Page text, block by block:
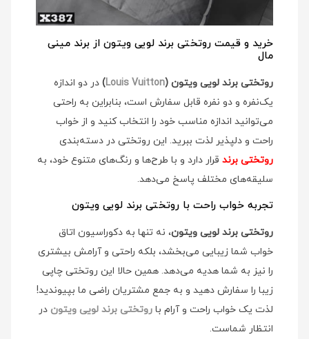
خرید و قیمت روتختی برند لویی ویتون از برند مینی
مال
روتختی برند لویی ویتون (Louis Vuitton
) در دو اندازه
یک‌نفره و دو نفره قابل سفارش است، بنابراین به راحتی
می‌توانید اندازه مناسب خود را انتخاب کنید و از خواب
راحت و دلپذیر لذت ببرید. این روتختی در دسته‌بندی
روتختی برند قرار دارد و با طرح‌ها و رنگ‌های متنوع خود، به
سلیقه‌های مختلف پاسخ می‌دهد.
تجربه خواب راحت با روتختی برند لویی ویتون
روتختی برند لویی ویتون، نه تنها به دکوراسیون اتاق
خواب شما زیبایی می‌بخشد، بلکه راحتی و آرامش بیشتری
را نیز به شما هدیه می‌دهد. همین حالا این روتختی چاپی
زیبا را سفارش دهید و به جمع مشتریان راضی ما بپیوندید!
لذت یک خواب راحت و آرام با روتختی برند لویی ویتون در
انتظار شماست.